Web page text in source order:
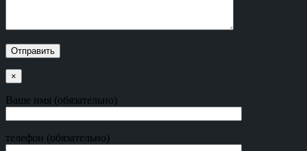
×
Ваше имя (обязательно)
телефон (обязательно)